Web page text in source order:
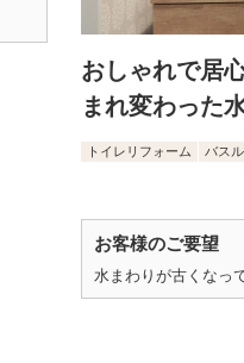
おしゃれで居
まれ変わった
トイレリフォーム バス
お客様のご要望
水まわりが古くなっ